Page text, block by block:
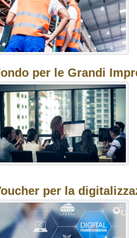
per le Grandi
per la